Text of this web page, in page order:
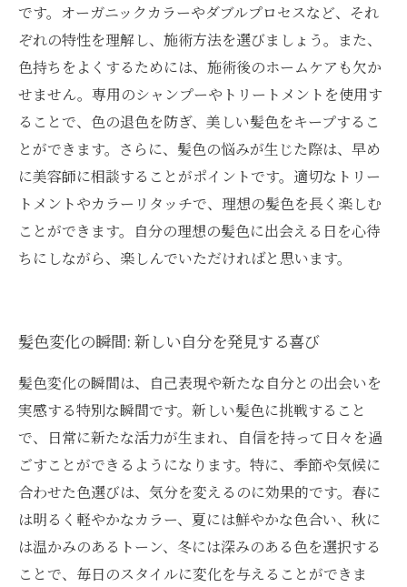
です。オーガニックカラーやダブルプロセスなど、それ
ぞれの特性を理解し、施術方法を選びましょう。また、
色持ちをよくするためには、施術後のホームケアも欠か
せません。専用のシャンプーやトリートメントを使用す
ることで、色の退色を防ぎ、美しい髪色をキープするこ
とができます。さらに、髪色の悩みが生じた際は、早め
に美容師に相談することがポイントです。適切なトリー
トメントやカラーリタッチで、理想の髪色を長く楽しむ
ことができます。自分の理想の髪色に出会える日を心待
ちにしながら、楽しんでいただければと思います。
髪色変化の瞬間: 新しい自分を発見する喜び
髪色変化の瞬間は、自己表現や新たな自分との出会いを
実感する特別な瞬間です。新しい髪色に挑戦すること
で、日常に新たな活力が生まれ、自信を持って日々を過
ごすことができるようになります。特に、季節や気候に
合わせた色選びは、気分を変えるのに効果的です。春に
は明るく軽やかなカラー、夏には鮮やかな色合い、秋に
は温かみのあるトーン、冬には深みのある色を選択する
ことで、毎日のスタイルに変化を与えることができま